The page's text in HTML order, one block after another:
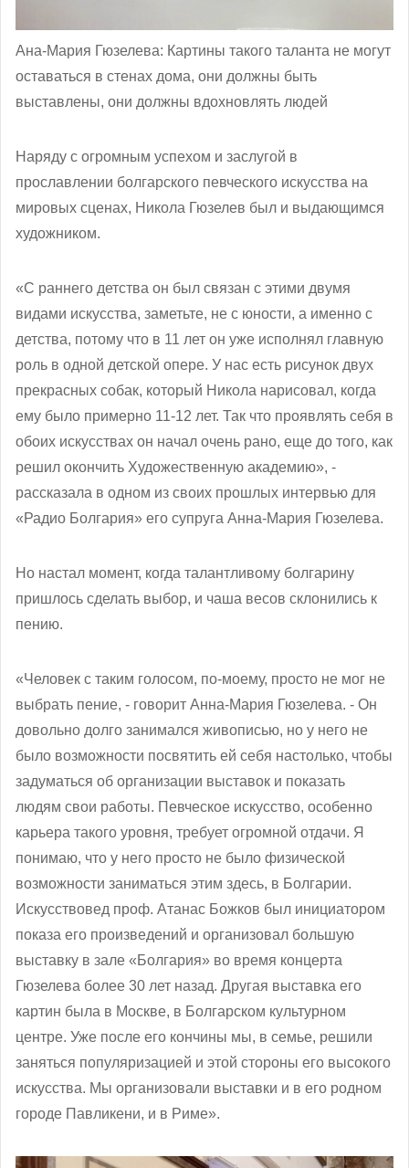
Ана-Мария Гюзелева: Картины такого таланта не могут
оставаться в стенах дома, они должны быть
выставлены, они должны вдохновлять людей
Наряду с огромным успехом и заслугой в
прославлении болгарского певческого искусства на
мировых сценах, Никола Гюзелев был и выдающимся
художником.
«С раннего детства он был связан с этими двумя
видами искусства, заметьте, не с юности, а именно с
детства, потому что в 11 лет он уже исполнял главную
роль в одной детской опере. У нас есть рисунок двух
прекрасных собак, который Никола нарисовал, когда
ему было примерно 11-12 лет. Так что проявлять себя в
обоих искусствах он начал очень рано, еще до того, как
решил окончить Художественную академию», -
рассказала в одном из своих прошлых интервью для
«Радио Болгария» его супруга Анна-Мария Гюзелева.
Но настал момент, когда талантливому болгарину
пришлось сделать выбор, и чаша весов склонились к
пению.
«Человек с таким голосом, по-моему, просто не мог не
выбрать пение, - говорит Анна-Мария Гюзелева. - Он
довольно долго занимался живописью, но у него не
было возможности посвятить ей себя настолько, чтобы
задуматься об организации выставок и показать
людям свои работы. Певческое искусство, особенно
карьера такого уровня, требует огромной отдачи. Я
понимаю, что у него просто не было физической
возможности заниматься этим здесь, в Болгарии.
Искусствовед проф. Атанас Божков был инициатором
показа его произведений и организовал большую
выставку в зале «Болгария» во время концерта
Гюзелева более 30 лет назад. Другая выставка его
картин была в Москве, в Болгарском культурном
центре. Уже после его кончины мы, в семье, решили
заняться популяризацией и этой стороны его высокого
искусства. Мы организовали выставки и в его родном
городе Павликени, и в Риме».